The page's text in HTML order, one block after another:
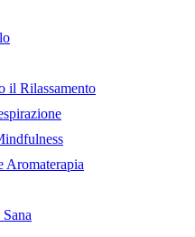
il Rilassamento
Aromaterapia